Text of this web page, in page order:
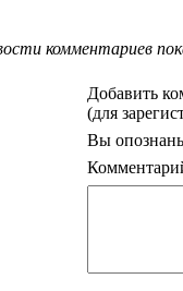
комментариев
Добавить
(для
Вы